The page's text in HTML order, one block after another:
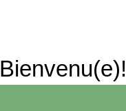
Bienvenu(e)!